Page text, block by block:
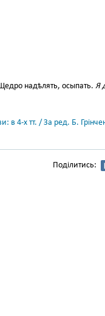
надѣлять, осыпать. Я
в 4-х тт. / За ред. Б.
Поділитись: